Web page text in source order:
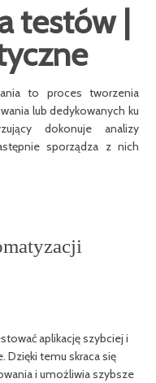
testów |
to proces tworzenia
lub dedykowanych ku
dokonuje analizy
sporządza z nich
aplikację szybciej i
Dzięki temu skraca się
i umożliwia szybsze